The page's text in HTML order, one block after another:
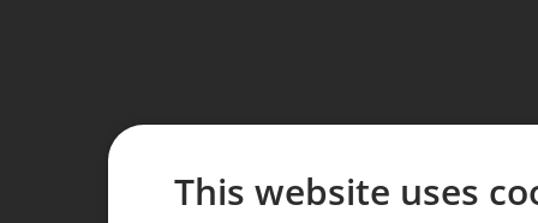
This website uses